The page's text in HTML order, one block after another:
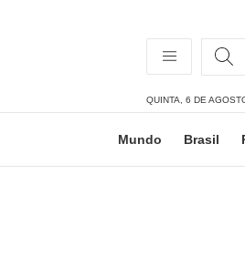
QUINTA, 6 DE
Mundo Brasil